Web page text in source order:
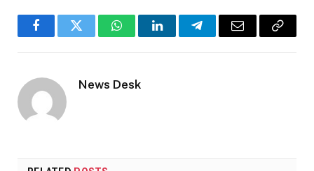
FacebookTwitter WhatsAppLinkedInTelegramEmail
Copy
News Desk